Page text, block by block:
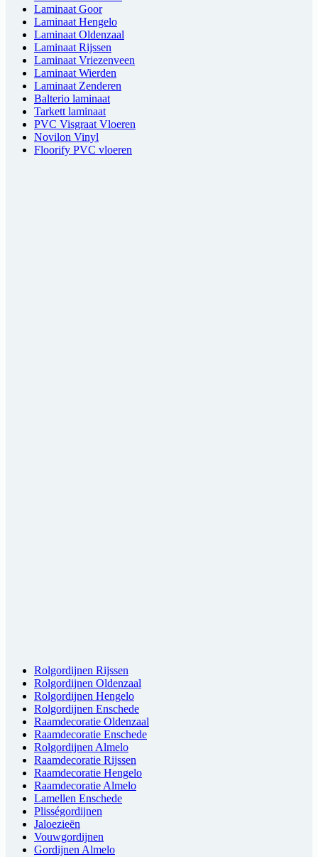
Laminaat Goor
Laminaat Hengelo
Laminaat Oldenzaal
Laminaat Rijssen
Laminaat Vriezenveen
Laminaat Wierden
Laminaat Zenderen
Balterio laminaat
Tarkett laminaat
PVC Visgraat Vloeren
Novilon Vinyl
Floorify PVC vloeren
Rolgordijnen Rijssen
Rolgordijnen Oldenzaal
Rolgordijnen Hengelo
Rolgordijnen Enschede
Raamdecoratie Oldenzaal
Raamdecoratie Enschede
Rolgordijnen Almelo
Raamdecoratie Rijssen
Raamdecoratie Hengelo
Raamdecoratie Almelo
Lamellen Enschede
Plisségordijnen
Jaloezieën
Vouwgordijnen
Gordijnen Almelo